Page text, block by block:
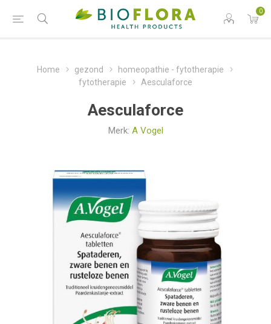
0
Home gezond
homeopathie - fytotherapie
fytotherapie
Aesculaforce
Aesculaforce
Merk: A Vogel